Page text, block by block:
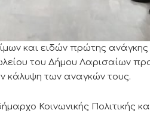
και ειδών πρώτης
του Δήμου Λαρισαίων
κάλυψη των αναγκών τους.
Κοινωνικής Πολιτικής